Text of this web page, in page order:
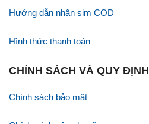
Hướng dẫn nhận sim COD
Hình thức thanh toán
CHÍNH SÁCH VÀ QUY ĐỊNH
Chính sách bảo mật